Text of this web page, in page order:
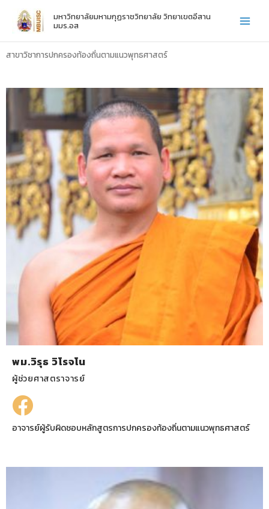
content
มหาวิทยาลัยมหามกุฏราชวิทยาลัย วิทยาเขตอีสาน
มมร.อส
สาขาวิชาการปกครองท้องถิ่นตามแนวพุทธศาสตร์
พม.วิรุธ วิโรจโน
ผู้ช่วยศาสตราจารย์
อาจารย์ผู้รับผิดชอบหลักสูตรการปกครองท้องถิ่นตามแนวพุทธศาสตร์